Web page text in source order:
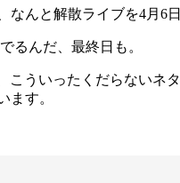
なんと解散ライブを4月6
るんだ、最終日も。
こういったくだらないネ
ます。